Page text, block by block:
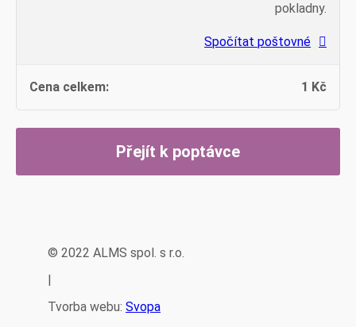
pokladny.
Spočítat poštovné
1 Kč
Přejít k poptávce
© 2022 ALMS spol. s r.o.
Tvorba webu: Svopa